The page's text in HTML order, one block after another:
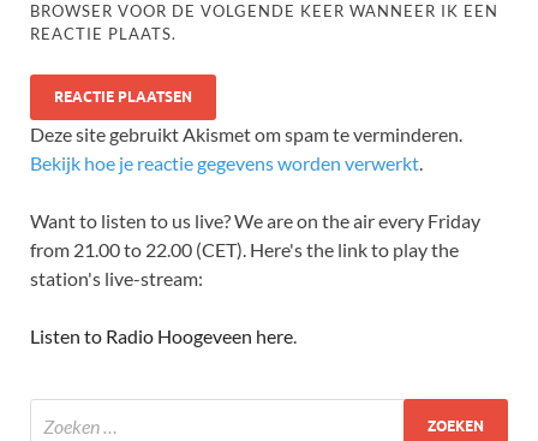
BROWSER VOOR DE VOLGENDE KEER WANNEER IK EEN
REACTIE PLAATS.
Deze site gebruikt Akismet om spam te verminderen.
Bekijk hoe je reactie gegevens worden verwerkt.
Want to listen to us live? We are on the air every Friday
from 21.00 to 22.00 (CET). Here's the link to play the
station's live-stream:
Listen to Radio Hoogeveen here.